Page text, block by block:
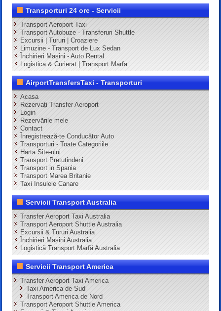
Transporturi 24 ore - Servicii
Transport Aeroport Taxi
Transport Autobuze - Transferuri Shuttle
Excursii | Tururi | Croaziere
Limuzine - Transport de Lux Sedan
Închirieri Mașini - Auto Rental
Logistica & Curierat | Transport Marfa
AirportTransfersTaxi - Transporturi
Acasa
Rezervați Transfer Aeroport
Login
Rezervările mele
Contact
Înregistrează-te Conducător Auto
Transporturi - Toate Categoriile
Harta Site-ului
Transport Pretutindeni
Transport in Spania
Transport Marea Britanie
Taxi Insulele Canare
Servicii Transport Australia
Transfer Aeroport Taxi Australia
Transport Aeroport Shuttle Australia
Excursii & Tururi Australia
Închirieri Mașini Australia
Logistică Transport Marfă Australia
Servicii Transport America
Transfer Aeroport Taxi America
Taxi America de Sud
Transport America de Nord
Transport Aeroport Shuttle America